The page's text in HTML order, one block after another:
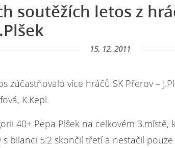
soutěžích letos z
15. 12. 2011
zúčastňovalo více hráčů SK Přerov –
K.Kepl.
40+ Pepa Plšek na celkovém
bilancí 5:2 skončil třetí a nestačil pouze